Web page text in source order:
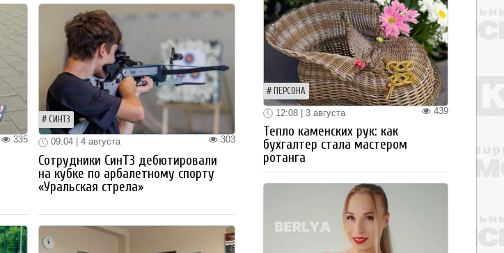
335
СИНТЗ
303
09:04 | 4 августа
Сотрудники СинТЗ дебютировали
на кубке по арбалетному спорту
«Уральская стрела»
ПЕРСОНА
439
12:08 | 3 августа
Тепло каменских рук: как
бухгалтер стала мастером
ротанга